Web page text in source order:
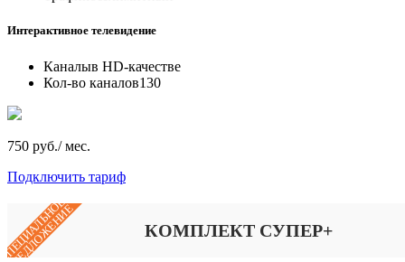
Интерактивное телевидение
Каналыв HD-качестве
Кол-во каналов130
750 руб./ мес.
Подключить тариф
ПРЕДЛОЖЕНИЕ КОМПЛЕКТ СУПЕР+